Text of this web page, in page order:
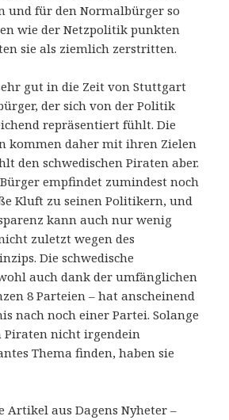
und für den Normalbürger so
wie der Netzpolitik punkten
sie als ziemlich zerstritten.
gut in die Zeit von Stuttgart
der sich von der Politik
repräsentiert fühlt. Die
kommen daher mit ihren Zielen
den schwedischen Piraten aber.
empfindet zumindest noch
Kluft zu seinen Politikern, und
kann auch nur wenig
zuletzt wegen des
Die schwedische
auch dank der umfänglichen
8 Parteien – hat anscheinend
nach noch einer Partei. Solange
Piraten nicht irgendein
Thema finden, haben sie
Artikel aus Dagens Nyheter –